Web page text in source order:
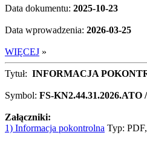
Data dokumentu: 2025-10-23
Data wprowadzenia: 2026-03-25
WIĘCEJ »
Tytuł: INFORMACJA
Symbol: FS-KN2.44.31.2026.ATO
Załączniki:
1) Informacja pokontrolna Typ: